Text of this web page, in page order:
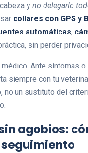
y no delegarlo
collares con GPS y
automáticas,
sin perder
médico. Ante síntomas
siempre con tu
no un sustituto del
agobios: